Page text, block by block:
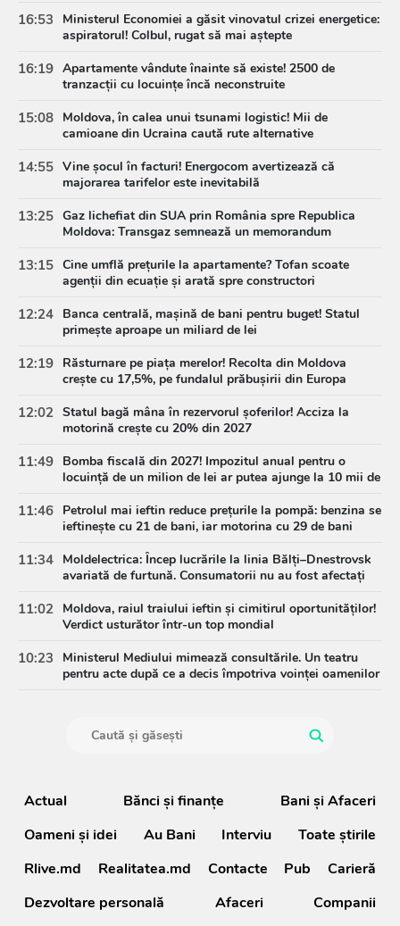
16:53
Ministerul Economiei a găsit vinovatul crizei energetice:
aspiratorul! Colbul, rugat să mai aștepte
16:19 Apartamente vândute înainte să existe! 2500 de
tranzacții cu locuințe încă neconstruite
15:08 Moldova, în calea unui tsunami logistic! Mii de
camioane din Ucraina caută rute alternative
14:55 Vine șocul în facturi! Energocom avertizează că
majorarea tarifelor este inevitabilă
13:25 Gaz lichefiat din SUA prin România spre Republica
Moldova: Transgaz semnează un memorandum
13:15 Cine umflă prețurile la apartamente? Tofan scoate
agenții din ecuație și arată spre constructori
12:24 Banca centrală, mașină de bani pentru buget! Statul
primește aproape un miliard de lei
12:19 Răsturnare pe piața merelor! Recolta din Moldova
crește cu 17,5%, pe fundalul prăbușirii din Europa
12:02 Statul bagă mâna în rezervorul șoferilor! Acciza la
motorină crește cu 20% din 2027
11:49 Bomba fiscală din 2027! Impozitul anual pentru o
locuință de un milion de lei ar putea ajunge la 10 mii de
11:46 Petrolul mai ieftin reduce prețurile la pompă: benzina se
ieftinește cu 21 de bani, iar motorina cu 29 de bani
11:34 Moldelectrica: Încep lucrările la linia Bălți–Dnestrovsk
avariată de furtună. Consumatorii nu au fost afectați
11:02 Moldova, raiul traiului ieftin și cimitirul oportunităților!
Verdict usturător într-un top mondial
10:23
Ministerul Mediului mimează consultările. Un teatru
pentru acte după ce a decis împotriva voinței oamenilor
Actual Bănci şi finanţe
Bani și Afaceri
Oameni şi idei
Au Bani Interviu
Toate știrile
Rlive.md
Realitatea.md Contacte Pub
Carieră
Dezvoltare personală
Afaceri Companii